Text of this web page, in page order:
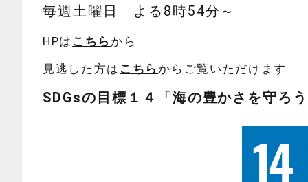
毎週土曜日 よる8時54分～
HPは こちら から
見逃した方は こちら からご覧いただけます
SDGsの目標１４ 「海の豊かさを守ろ